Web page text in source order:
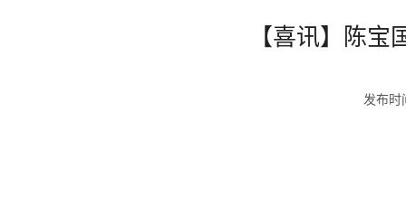
【喜讯】陈
发布